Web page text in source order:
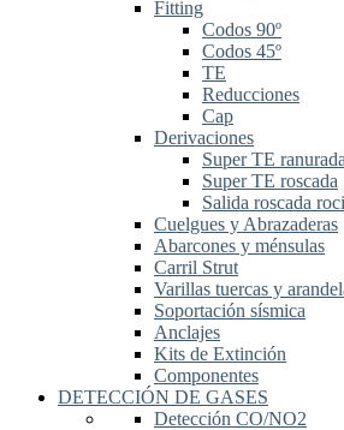
Fitting
Codos 90º
Codos 45º
TE
Reducciones
Cap
Derivaciones
Super TE ranurada
Super TE roscada
Salida roscada
Cuelgues y Abrazaderas
Abarcones y ménsulas
Carril Strut
Varillas tuercas y
Soportación sísmica
Anclajes
Kits de Extinción
Componentes
DETECCIÓN DE GASES
Detección CO/NO2